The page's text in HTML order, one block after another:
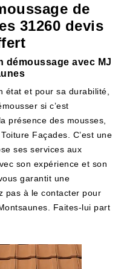
de
31260 devis
démoussage avec MJ
état et pour sa durabilité,
si c’est
présence des mousses,
Façades. C’est une
ses services aux
son expérience et son
garantit une
pas à le contacter pour
Faites-lui part